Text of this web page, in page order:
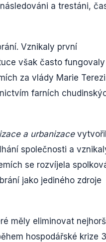
a trestáni,
Vznikaly první
však často fungovaly
za vlády Marie
farních
a urbanizace
společnosti a
se rozvíjela
jako jediného zdroje
měly eliminovat
hospodářské krize